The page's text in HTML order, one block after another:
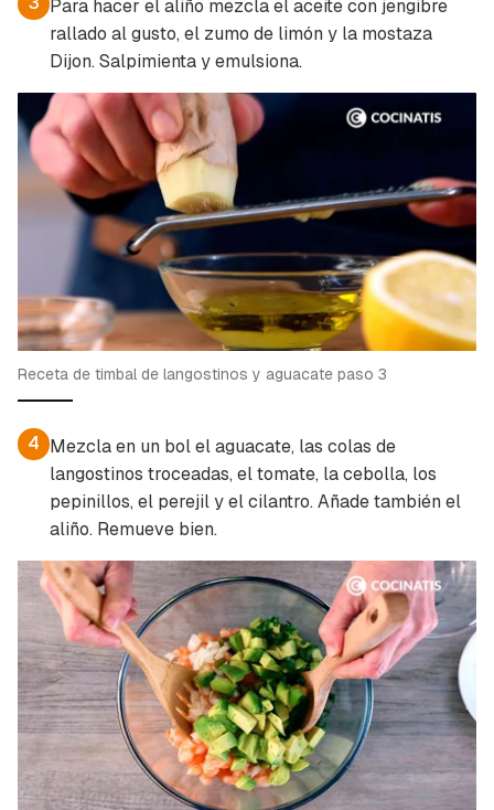
Para hacer el aliño mezcla el aceite con jengibre
rallado al gusto, el zumo de limón y la mostaza
Dijon. Salpimienta y emulsiona.
Receta de timbal de langostinos y aguacate paso 3
4 Mezcla en un bol el aguacate, las colas de
langostinos troceadas, el tomate, la cebolla, los
pepinillos, el perejil y el cilantro. Añade también el
aliño. Remueve bien.